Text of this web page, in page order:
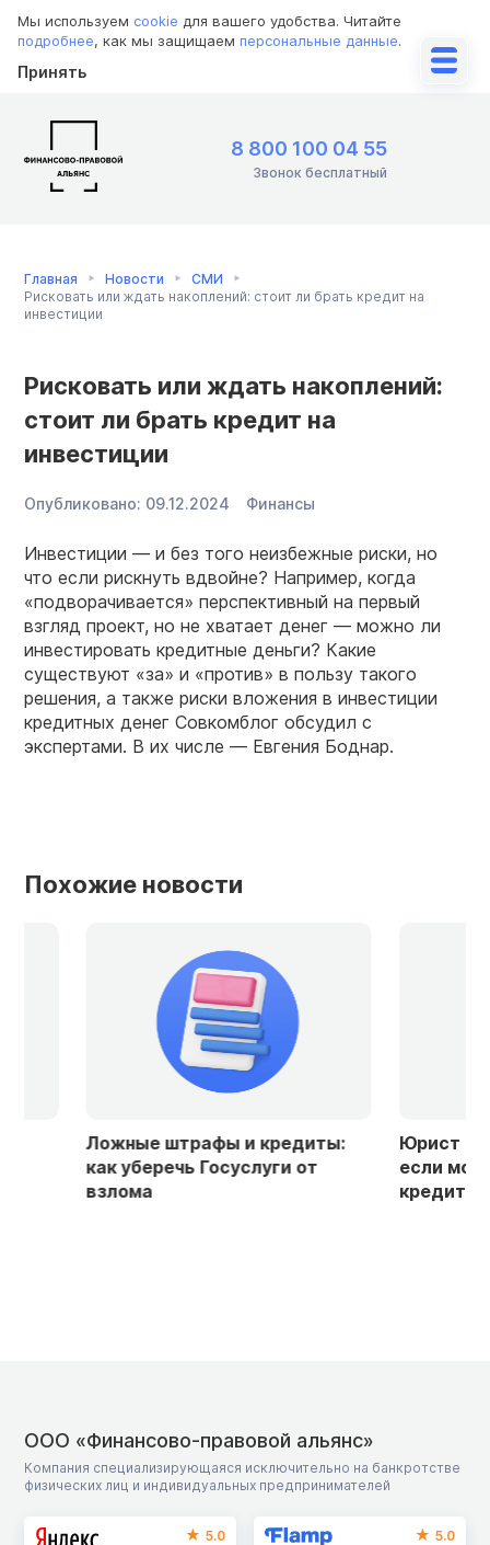
Мы используем cookie для вашего удобства. Читайте
подробнее, как мы защищаем персональные данные.
Принять
8 800 100 04 55
Звонок бесплатный
Главная Новости
СМИ
Рисковать или ждать накоплений: стоит ли брать кредит на
инвестиции
Рисковать или ждать накоплений:
стоит ли брать кредит на
инвестиции
Опубликовано: 09.12.2024 Финансы
Инвестиции — и без того неизбежные риски, но
что если рискнуть вдвойне? Например, когда
«подворачивается» перспективный на первый
взгляд проект, но не хватает денег — можно ли
инвестировать кредитные деньги? Какие
существуют «за» и «против» в пользу такого
решения, а также риски вложения в инвестиции
кредитных денег Совкомблог обсудил с
экспертами. В их числе — Евгения Боднар.
Похожие новости
Ложные штрафы и кредиты:
как уберечь Госуслуги от
взлома
Юрист
если
кредит на
ООО «Финансово-правовой альянс»
Компания специализирующаяся исключительно на банкротстве
физических лиц и индивидуальных предпринимателей
5.0
5.0